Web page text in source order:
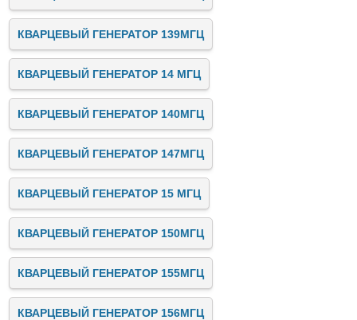
КВАРЦЕВЫЙ ГЕНЕРАТОР 139МГЦ
КВАРЦЕВЫЙ ГЕНЕРАТОР 14 МГЦ
КВАРЦЕВЫЙ ГЕНЕРАТОР 140МГЦ
КВАРЦЕВЫЙ ГЕНЕРАТОР 147МГЦ
КВАРЦЕВЫЙ ГЕНЕРАТОР 15 МГЦ
КВАРЦЕВЫЙ ГЕНЕРАТОР 150МГЦ
КВАРЦЕВЫЙ ГЕНЕРАТОР 155МГЦ
КВАРЦЕВЫЙ ГЕНЕРАТОР 156МГЦ